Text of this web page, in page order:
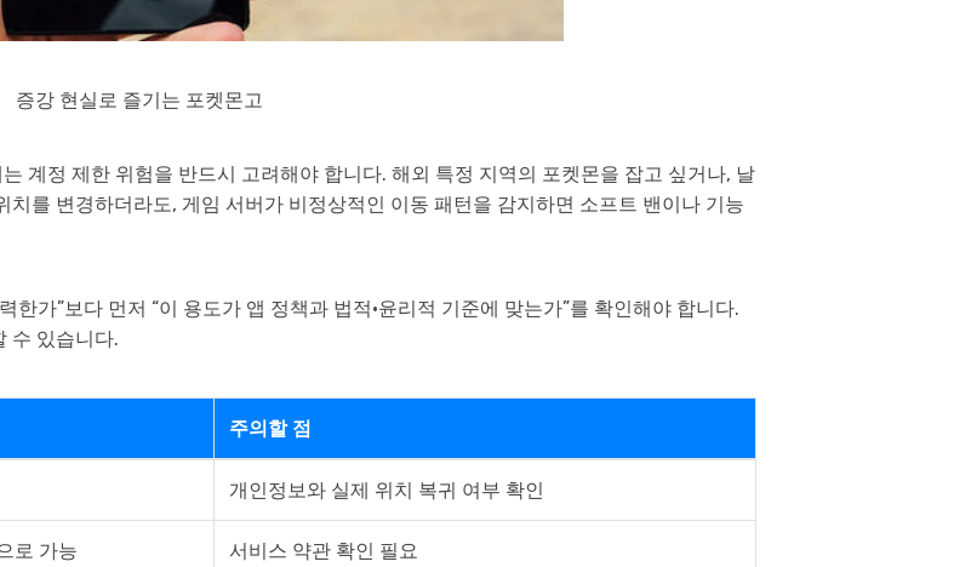
증강 현실로 즐기는 포켓몬고
계정 제한 위험을 반드시 고려해야 합니다. 해외 특정 지역의 포켓몬을 잡고 싶거나, 날
를 변경하더라도, 게임 서버가 비정상적인 이동 패턴을 감지하면 소프트 밴이나 기능
한가”보다 먼저 “이 용도가 앱 정책과 법적·윤리적 기준에 맞는가”를 확인해야 합니다.
수 있습니다.
주의할 점
개인정보와 실제 위치 복귀 여부 확인
로 가능 서비스 약관 확인 필요